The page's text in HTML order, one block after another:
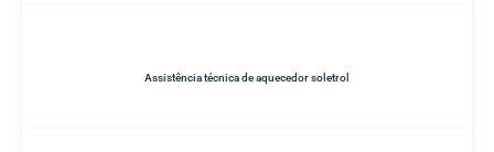
Assistência técnica de aquecedor soletrol